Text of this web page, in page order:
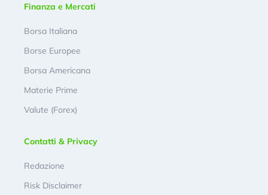
Finanza e Mercati
Borsa Italiana
Borse Europee
Borsa Americana
Materie Prime
Valute (Forex)
Contatti & Privacy
Redazione
Risk Disclaimer